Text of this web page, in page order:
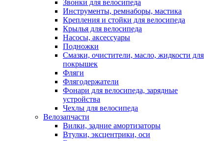
Звонки для велосипеда
Инструменты, ремнаборы, мастика
Крепления и стойки для велосипеда
Крылья для велосипеда
Насосы, аксессуары
Подножки
Смазки, очистители, масло, жидкости для
покрышек
Фляги
Флягодержатели
Фонари для велосипеда, зарядные
устройства
Чехлы для велосипеда
Велозапчасти
Вилки, задние амортизаторы
Втулки, эксцентрики, оси